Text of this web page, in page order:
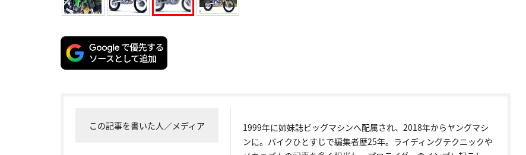
この記事を書いた人／メディア
1999年に姉妹誌ビッグマシンへ配属され、2018年からヤングマシ
ンに。バイクひとすじで編集者歴25年。ライディングテクニックや